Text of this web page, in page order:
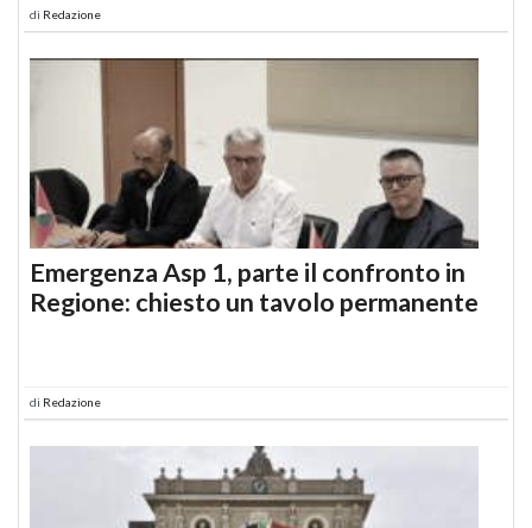
di Redazione
Emergenza Asp 1, parte il confronto in
Regione: chiesto un tavolo permanente
di Redazione